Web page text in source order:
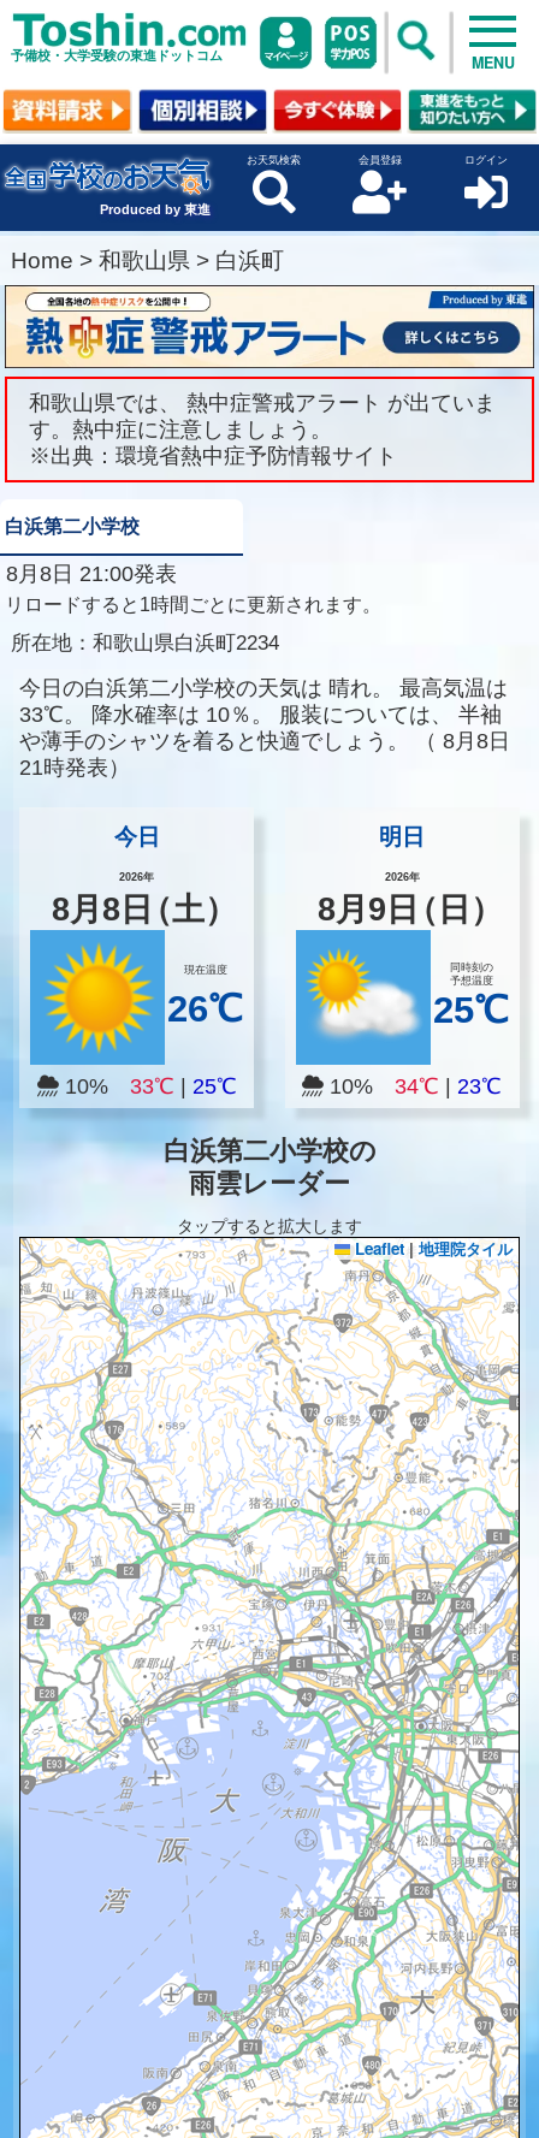
予備校・大学受験の東進ドットコム MENU
Produced by 東進
お天気検索 会員登録 ログイン
Home > 和歌山県 > 白浜町
和歌山県では、 熱中症警戒アラート が出ていま
す。熱中症に注意しましょう。
※出典：環境省熱中症予防情報サイト
白浜第二小学校
8月8日 21:00発表
リロードすると1時間ごとに更新されます。
所在地： 和歌山県白浜町2234
今日の白浜第二小学校の天気は 晴れ。
最高気温は
33℃。
降水確率は 10％。 服装については、
半袖
や薄手のシャツを着ると快適でしょう。
（ 8月8日
21時発表）
今日
2026年
8月8 日（土）
現在温度
26℃
10% 33℃ 25℃
明日
2026年
8月 9 日（日）
同時刻の
予想温度
25℃
10%34℃ |23℃
白浜第二小学校の
雨雲レーダー
タップすると拡大します
Leaflet | 地理院タイル